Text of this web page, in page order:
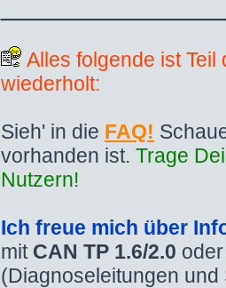
Alles folgende ist
wiederholt:
Sieh' in die FAQ!
vorhanden ist. Trage
Nutzern!
Ich freue mich über
mit CAN TP 1.6/2.0
(Diagnoseleitungen